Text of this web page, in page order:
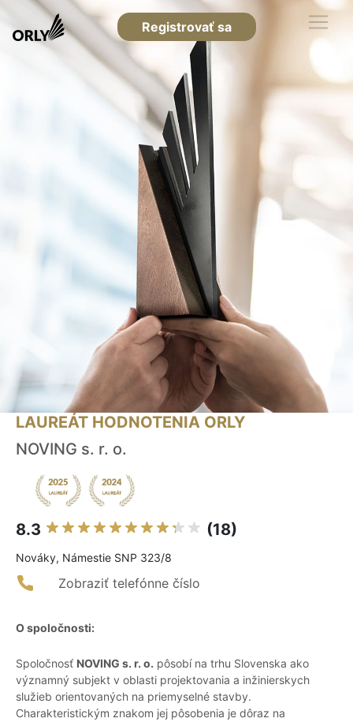
Registrovať sa
LAUREÁT HODNOTENIA ORLY
NOVING s. r. o.
8.3 (18)
Nováky, Námestie SNP 323/8
Zobraziť telefónne číslo
O spoločnosti:
Spoločnosť NOVING s. r. o. pôsobí na trhu Slovenska ako
významný subjekt v oblasti projektovania a inžinierskych
služieb orientovaných na priemyselné stavby.
Charakteristickým znakom jej pôsobenia je dôraz na